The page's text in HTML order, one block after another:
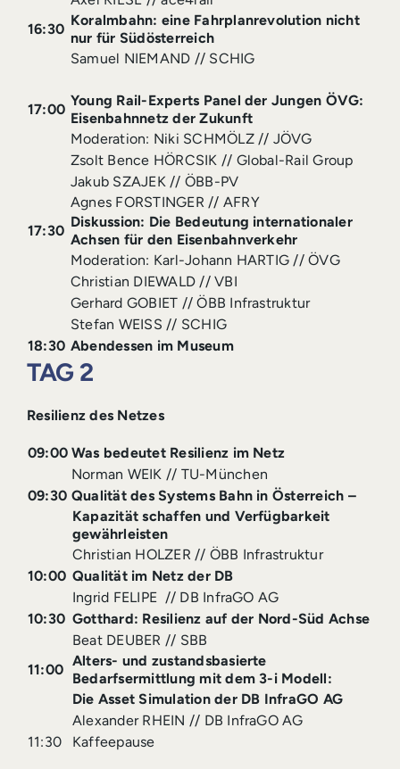
16:30
Koralmbahn: eine Fahrplanrevolution nicht
nur für Südösterreich
Samuel NIEMAND // SCHIG
17:00
Young Rail-Experts Panel der Jungen ÖVG:
Eisenbahnnetz der Zukunft
Moderation: Niki SCHMÖLZ // JÖVG
Zsolt Bence HÖRCSIK // Global-Rail Group
Jakub SZAJEK // ÖBB-PV
Agnes FORSTINGER // AFRY
17:30
Diskussion: Die Bedeutung internationaler
Achsen für den Eisenbahnverkehr
Moderation: Karl-Johann HARTIG // ÖVG
Christian DIEWALD // VBI
Gerhard GOBIET // ÖBB Infrastruktur
Stefan WEISS // SCHIG
18:30 Abendessen im Museum
TAG 2
Resilienz des Netzes
09:00 Was bedeutet Resilienz im Netz
Norman WEIK // TU-München
09:30 Qualität des Systems Bahn in Österreich –
Kapazität schaffen und Verfügbarkeit
gewährleisten
Christian HOLZER // ÖBB Infrastruktur
10:00 Qualität im Netz der DB
Ingrid FELIPE // DB InfraGO AG
10:30 Gotthard: Resilienz auf der Nord-Süd Achse
Beat DEUBER // SBB
11:00
Alters- und zustandsbasierte
Bedarfsermittlung mit dem 3-i Modell:
Die Asset Simulation der DB InfraGO AG
Alexander RHEIN // DB InfraGO AG
11:30
Kaffeepause